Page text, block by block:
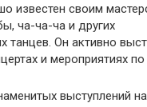
известен своим
ча-ча-ча и других
танцев. Он активно
и мероприятиях
выступлений